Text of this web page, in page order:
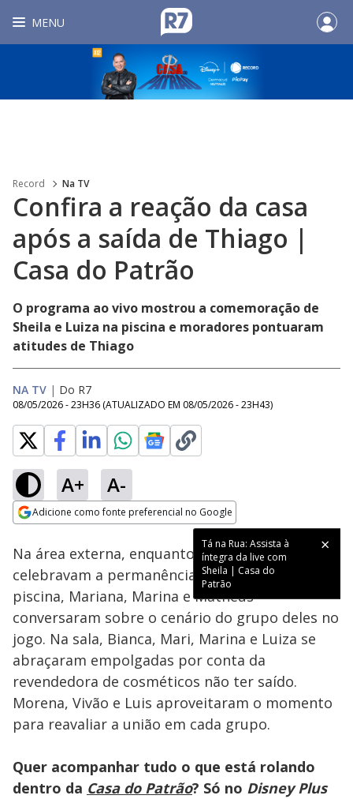
MENU
Record Na TV
Confira a reação da casa
após a saída de Thiago |
Casa do Patrão
O programa ao vivo mostrou a comemoração de
Sheila e Luiza na piscina e moradores pontuaram
atitudes de Thiago
NA TV | Do R7
08/05/2026 - 23H36 (ATUALIZADO EM 08/05/2026 - 23H43)
A+ A-
Adicione como fonte preferencial no Google
Tá na Rua: Assista à
íntegra da live com
Sheila | Casa do
Patrão
Ativar
Loaded:
16.90%
Na área externa, enquanto Luiza e Sheila
celebravam a permanência no reality na
piscina, Mariana, Marina e Matheus
conversaram sobre o cenário do grupo deles no
jogo. Na sala, Bianca, Mari, Marina e Luiza se
abraçaram empolgadas por conta da
revendedora de cosméticos não ter saído.
Morena, Vivão e Luis aproveitaram o momento
para reavaliar a união em cada grupo.
Quer acompanhar tudo o que está rolando
dentro da Casa do Patrão? Só no Disney Plus